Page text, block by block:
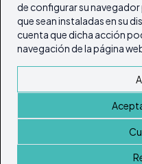
de configurar su
que sean instaladas en su
cuenta que dicha acción
navegación de la página